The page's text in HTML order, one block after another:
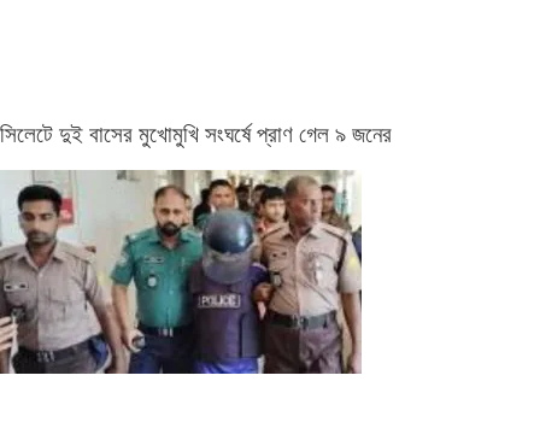
সিলেটে দুই বাসের মুখোমুখি সংঘর্ষে প্রাণ গেল ৯ জনের